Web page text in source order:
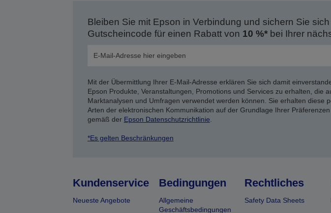
Bleiben Sie mit Epson in Verbindung und sichern Sie
Gutscheincode für einen Rabatt von 10 %*bei Ihrer
Mit der Übermittlung Ihrer E-Mail-Adresse erklären Sie sich damit
Epson Produkte, Veranstaltungen, Promotions und Services zu erhalten, die
Marktanalysen und Umfragen verwendet werden können. Sie erhalten diese
Arten der elektronischen Kommunikation auf der Grundlage Ihrer
gemäß der Epson Datenschutzrichtlinie
*Es gelten Beschränkungen
Kundenservice
Neueste Angebote
Bedingungen
Allgemeine
Geschäftsbedingungen
Rechtliches
Safety Data Sheets